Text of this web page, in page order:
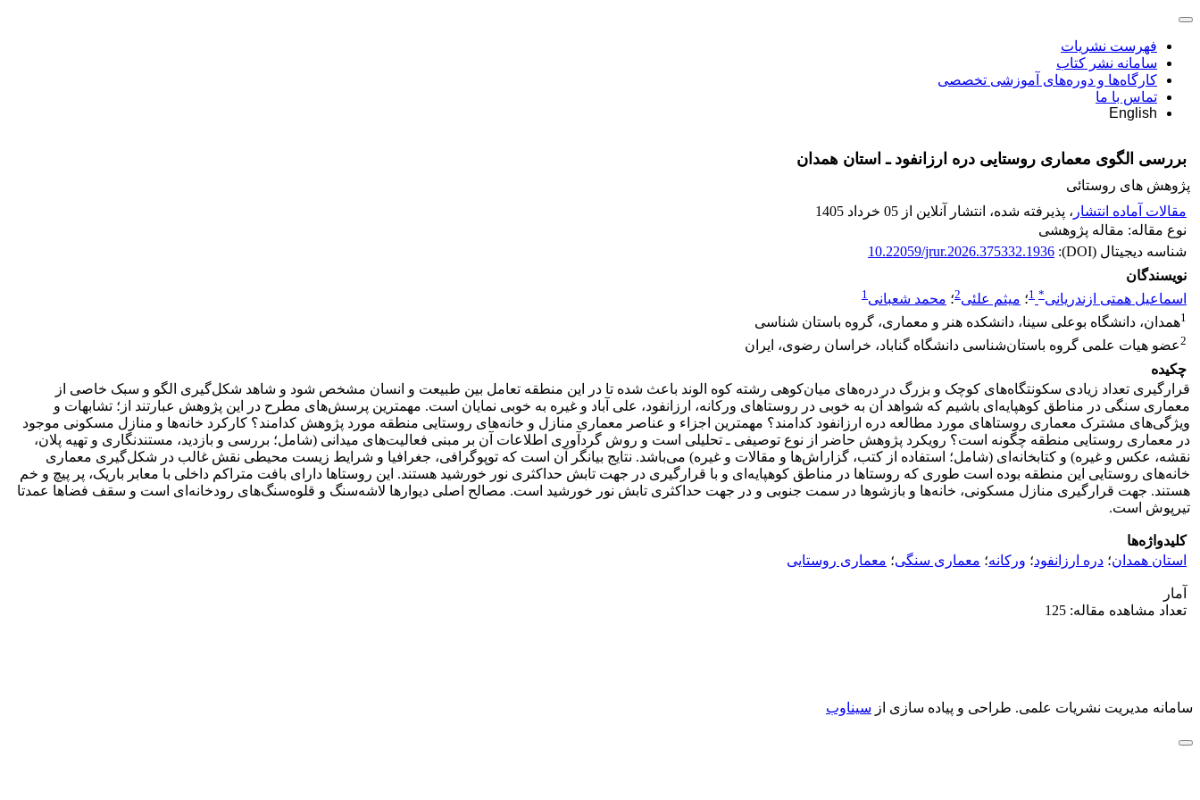
فهرست نشریات
سامانه نشر کتاب
کارگاه‌ها و دوره‌های آموزشی تخصصی
تماس با ما
English
بررسی الگوی معماری روستایی دره ارزانفود ـ استان همدان
پژوهش های روستائی
مقالات آماده انتشار ، پذیرفته شده، انتشار آنلاین از 05 خرداد 1405
نوع مقاله: مقاله پژوهشی
شناسه دیجیتال (DOI):
10.22059/jrur.2026.375332.1936
نویسندگان
اسماعیل همتی ازندریانی*
1؛ میثم علئی2؛ محمد شعبانی1
1همدان، دانشگاه بوعلی سینا، دانشکده هنر و معماری، گروه باستان شناسی
2عضو هیات علمی گروه باستان‌شناسی دانشگاه گناباد، خراسان رضوی، ایران
چکیده
قرارگیری تعداد زیادی سکونتگاه‌های کوچک و بزرگ در دره‌های میان‌کوهی رشته کوه الوند باعث شده تا در این منطقه تعامل بین طبیعت و انسان مشخص شود و شاهد شکل‌گیری الگو و سبک خاصی از
معماری سنگی در مناطق کوهپایه‌ای باشیم که شواهد آن به خوبی در روستاهای ورکانه، ارزانفود، علی آباد و غیره به خوبی نمایان است. مهمترین پرسش‌های مطرح در این پژوهش عبارتند از؛ تشابهات و
ویژگی‌های مشترک معماری روستاهای مورد مطالعه دره ارزانفود کدامند؟ مهمترین اجزاء و عناصر معماری منازل و خانه‌های روستایی منطقه مورد پژوهش کدامند؟ کارکرد خانه‌ها و منازل مسکونی موجود
در معماری روستایی منطقه چگونه است؟ رویکرد پژوهش حاضر از نوع توصیفی ـ تحلیلی است و روش گردآوری اطلاعات آن بر مبنی فعالیت‌های میدانی (شامل؛ بررسی و بازدید، مستندنگاری و تهیه پلان،
نقشه، عکس و غیره) و کتابخانه‌ای (شامل؛ استفاده از کتب، گزاراش‌ها و مقالات و غیره) می‌باشد. نتایج بیانگر آن است که توپوگرافی، جغرافیا و شرایط زیست محیطی نقش غالب در شکل‌گیری معماری
خانه‌های روستایی این منطقه بوده است طوری که روستاها در مناطق کوهپایه‌ای و با قرارگیری در جهت تابش حداکثری نور خورشید هستند. این روستاها دارای بافت متراکم داخلی با معابر باریک، پر پیچ و خم
هستند. جهت قرارگیری منازل مسکونی، خانه‌ها و بازشوها در سمت جنوبی و در جهت حداکثری تابش نور خورشید است. مصالح اصلی دیوارها لاشه‌سنگ‌ و قلوه‌سنگ‌های رودخانه‌ای است و سقف فضاها عمدتا
تیرپوش است.
کلیدواژه‌ها
استان همدان؛ دره ارزانفود؛ ورکانه؛ معماری سنگی؛ معماری روستایی
آمار
تعداد مشاهده مقاله: 125
سامانه مدیریت نشریات علمی. طراحی و پیاده سازی از سیناوب